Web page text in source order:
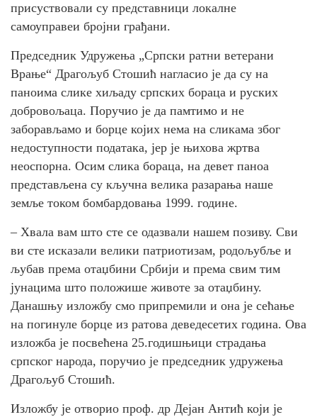
присуствовали су представници локалне
самоуправеи бројни грађани.
Председник Удружења „Српски ратни ветерани
Врање“ Драгољуб Стошић нагласио је да су на
паноима слике хиљаду српских бораца и руских
добровољаца. Поручио је да памтимо и не
заборављамо и борце којих нема на сликама због
недоступности података, јер је њихова жртва
неоспорна. Осим слика бораца, на девет паноа
представљена су кључна велика разарања наше
земље током бомбардовања 1999. године.
– Хвала вам што сте се одазвали нашем позиву. Сви
ви сте исказали велики патриотизам, родољубље и
љубав према отаџбини Србији и према свим тим
јунацима што положише животе за отаџбину.
Данашњу изложбу смо припремили и она је сећање
на погинуле борце из ратова деведесетих година. Ова
изложба је посвећена 25.годишњици страдања
српског народа, поручио је председник удружења
Драгољуб Стошић.
Изложбу је отворио проф. др Дејан Антић који је